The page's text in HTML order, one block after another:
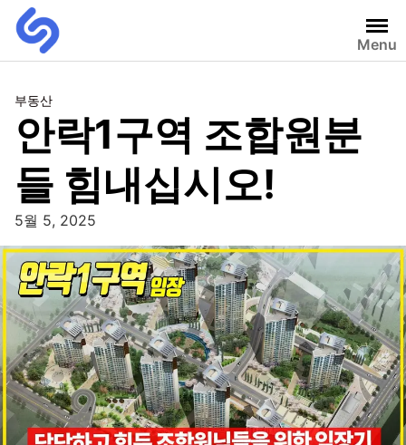
Menu
부동산
안락1구역 조합원분
들 힘내십시오!
5월 5, 2025